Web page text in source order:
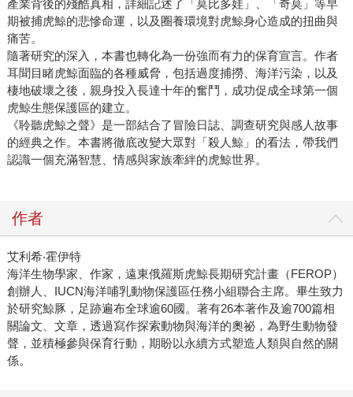
產業背後的殘酷真相，詳細記述了「莫比多娃」、「奇莫」等早
期被捕虎鯨的悲慘命運，以及圈養環境對虎鯨身心造成的扭曲與
痛苦。
隨著研究的深入，本書也轉化為一份強而有力的保育宣言。作者
耳聞目睹虎鯨面臨的各種威脅，包括過度捕撈、海洋污染，以及
棲地破壞之後，親身投入長達十年的奮鬥，成功促成全球第一個
虎鯨生態保護區的建立。
《聆聽虎鯨之聲》是一部結合了冒險日誌、調查研究與感人故事
的經典之作。本書將徹底改變大眾對「殺人鯨」的看法，帶我們
認識一個充滿智慧、情感與家族牽絆的虎鯨世界。
作者
艾利希‧霍伊特
海洋生物學家、作家，遠東俄羅斯虎鯨長期研究計畫（FEROP）
創辦人、IUCN海洋哺乳動物保護區任務小組聯合主席。畢生致力
於研究鯨豚，足跡遍布全球逾60國。著有26本著作及逾700篇相
關論文、文章，透過寫作探索動物與海洋的奧祕，為野生動物發
聲，並積極參與保育行動，期盼以永續方式塑造人類與自然的關
係。